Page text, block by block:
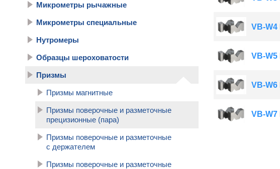
Микрометры рычажные
Микрометры специальные
Нутромеры
Образцы шероховатости
Призмы
Призмы магнитные
Призмы поверочные и разметочные
прецизионные (пара)
Призмы поверочные и разметочные
с держателем
Призмы поверочные и разметочные
VB-W4
VB-W5
VB-W6
VB-W7